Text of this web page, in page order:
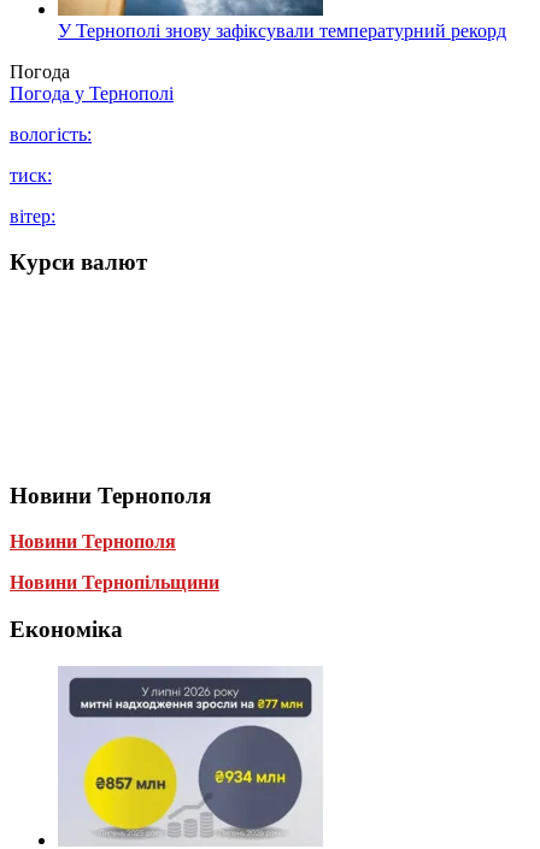
У Тернополі знову зафіксували температурний рекорд
Погода
Погода у Тернополі
вологість:
тиск:
вітер:
Курси валют
Новини Тернополя
Новини Тернополя
Новини Тернопільщини
Економіка